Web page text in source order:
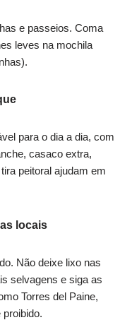
e passeios. Coma
leves na mochila
para o dia a dia, com
casaco extra,
peitoral ajudam em
locais
Não deixe lixo nas
selvagens e siga as
Torres del Paine,